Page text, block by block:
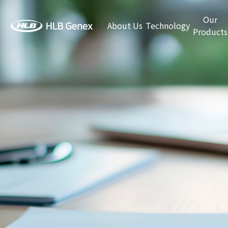
About Us Technology
Our
Products